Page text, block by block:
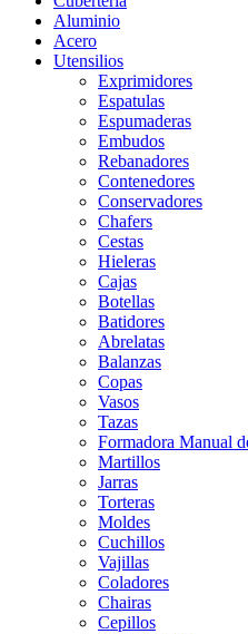
Aluminio
Acero
Utensilios
Exprimidores
Espatulas
Espumaderas
Embudos
Rebanadores
Contenedores
Conservadores
Chafers
Cestas
Hieleras
Cajas
Botellas
Batidores
Abrelatas
Balanzas
Copas
Vasos
Tazas
Formadora Manual
Martillos
Jarras
Torteras
Moldes
Cuchillos
Vajillas
Coladores
Chairas
Cepillos